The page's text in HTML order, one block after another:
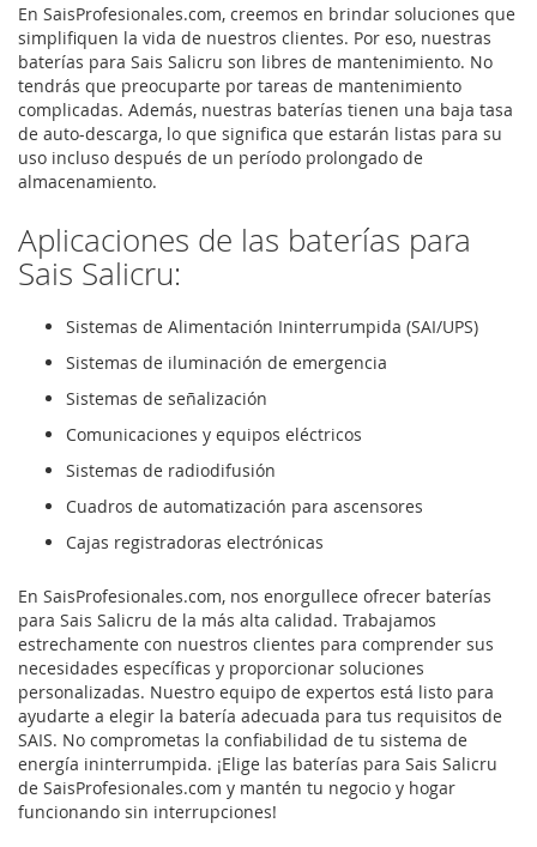
En SaisProfesionales.com, creemos en brindar soluciones que
simplifiquen la vida de nuestros clientes. Por eso, nuestras
baterías para Sais Salicru son libres de mantenimiento. No
tendrás que preocuparte por tareas de mantenimiento
complicadas. Además, nuestras baterías tienen una baja tasa
de auto-descarga, lo que significa que estarán listas para su
uso incluso después de un período prolongado de
almacenamiento.
Aplicaciones de las baterías para
Sais Salicru:
Sistemas de Alimentación Ininterrumpida (SAI/UPS)
Sistemas de iluminación de emergencia
Sistemas de señalización
Comunicaciones y equipos eléctricos
Sistemas de radiodifusión
Cuadros de automatización para ascensores
Cajas registradoras electrónicas
En SaisProfesionales.com, nos enorgullece ofrecer baterías
para Sais Salicru de la más alta calidad. Trabajamos
estrechamente con nuestros clientes para comprender sus
necesidades específicas y proporcionar soluciones
personalizadas. Nuestro equipo de expertos está listo para
ayudarte a elegir la batería adecuada para tus requisitos de
SAIS. No comprometas la confiabilidad de tu sistema de
energía ininterrumpida. ¡Elige las baterías para Sais Salicru
de SaisProfesionales.com y mantén tu negocio y hogar
funcionando sin interrupciones!